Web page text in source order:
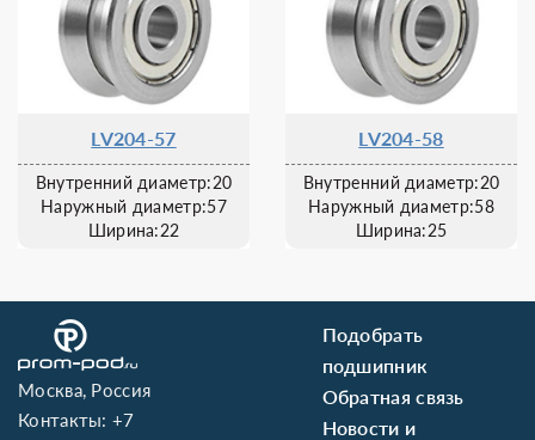
LV204-57
Внутренний диаметр:20
Наружный диаметр:57
Ширина:22
LV204-58
Внутренний диаметр:20
Наружный диаметр:58
Ширина:25
Москва, Россия
Контакты:+7
Подобрать
подшипник
Обратная связь
Новости и